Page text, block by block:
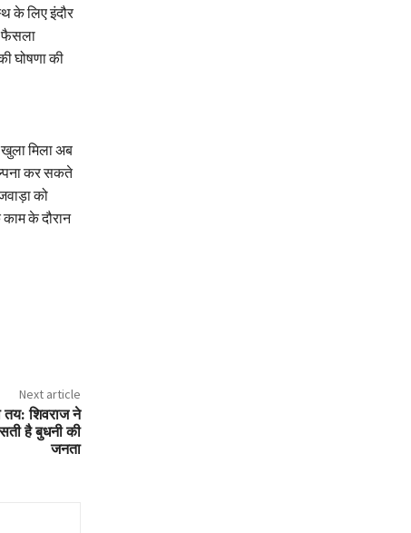
के लिए इंदौर
फैसला
घोषणा की
मिला अब
कर सकते
को
के दौरान
Next article
तय: शिवराज ने
है बुधनी की
जनता